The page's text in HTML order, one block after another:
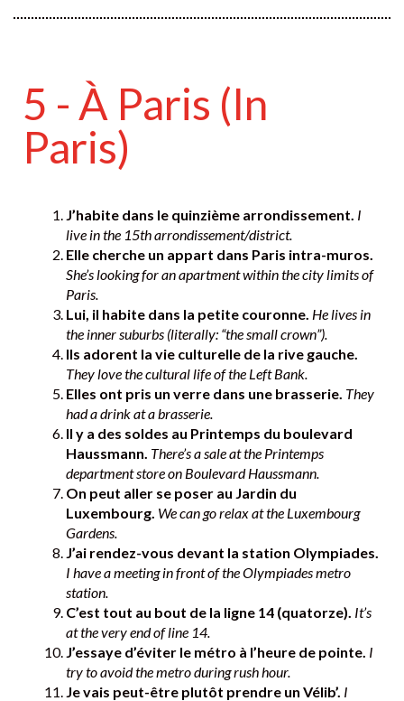
5 - À Paris (In
Paris)
J’habite dans le quinzième arrondissement. I
live in the 15tharrondissement/district.
Elle cherche un appart dans Paris intra-muros.
She’s looking for an apartment within the city limits of
Paris.
Lui, il habite dans la petite couronne. He lives in
the inner suburbs (literally: “the small crown”).
Ils adorent la vie culturelle de la rive gauche.
They love the cultural life of the Left Bank.
Elles ont pris un verre dans une brasserie. They
had a drink at a brasserie.
Il y a des soldes au Printemps du boulevard
Haussmann. There’s a sale at the Printemps
department store on Boulevard Haussmann.
On peut aller se poser au Jardin du
Luxembourg. We can go relax at the Luxembourg
Gardens.
J’ai rendez-vous devant la station Olympiades.
I have a meeting in front of the Olympiades metro
station.
C’est tout au bout de la ligne 14 (quatorze). It’s
at the very end of line 14.
J’essaye d’éviter le métro à l’heure de pointe. I
try to avoid the metro during rush hour.
Je vais peut-être plutôt prendre un Vélib’. I